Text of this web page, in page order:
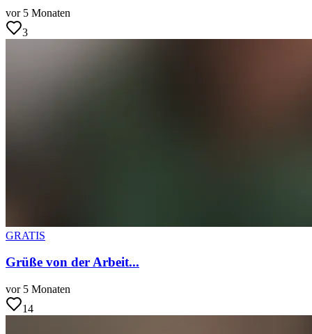
vor 5 Monaten
3
GRATIS
Grüße von der Arbeit...
vor 5 Monaten
14